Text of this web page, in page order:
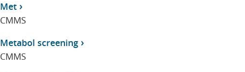
Met
CMMS
Metabol screening
CMMS